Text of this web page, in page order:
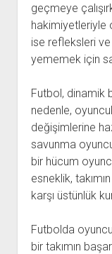
geçmeye
hakimiyetleriyle
ise refleksleri
yememek için
Futbol, dinamik
nedenle,
değişimlerine
savunma
bir hücum
esneklik,
karşı üstünlük
Futbolda
bir takımın